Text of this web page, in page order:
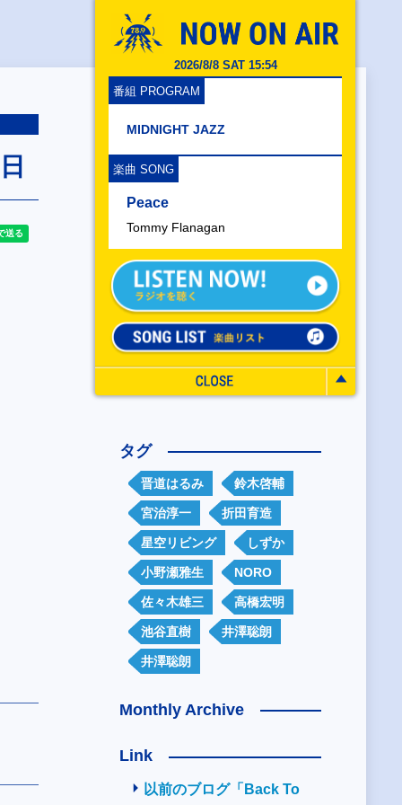
2026/8/8 SAT 15:54
番組 PROGRAM
MIDNIGHT JAZZ
楽曲 SONG
Peace
Tommy Flanagan
タグ
晋道はるみ 鈴木啓輔
宮治淳一 折田育造
星空リビング しずか
小野瀬雅生 NORO
佐々木雄三 高橋宏明
池谷直樹 井澤聡朗
井澤聡朗
Monthly Archive
Link
以前のブログ「Back To